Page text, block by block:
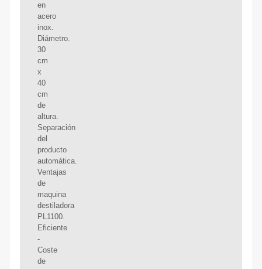
en
acero
inox.
Diámetro.
30
cm
x
40
cm
de
altura.
Separación
del
producto
automática.
Ventajas
de
maquina
destiladora
PL1100.
Eficiente
-
Coste
de